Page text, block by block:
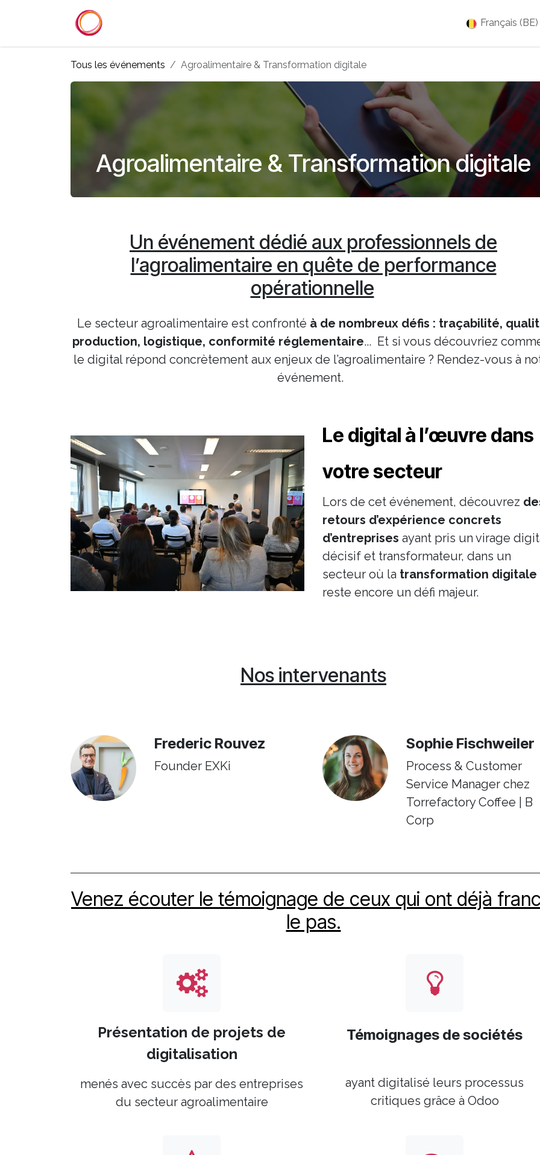
Français (BE)
Tous les événements Agroalimentaire & Transformation digitale
Agroalimentaire & Transformation digitale
Un événement dédié aux professionnels de
l’agroalimentaire en quête de performance
opérationnelle
Le secteur agroalimentaire est confronté à de nombreux défis : traçabilité,
production, logistique, conformité réglementaire... Et si vous découvriez
le digital répond concrètement aux enjeux de l’agroalimentaire ? Rendez-vous à
événement.
Le digital à l’œuvre dans
votre secteur
Lors de cet événement, découvrez
retours d’expérience concrets
d’entreprises ayant pris un virage
décisif et transformateur, dans un
secteur où la transformation digitale
reste encore un défi majeur.
Nos intervenants
Frederic Rouvez
Founder ​EXKi
Sophie Fischweiler
Process & Customer
Service Manager chez
Torrefactory Coffee | B
Corp
Venez écouter le témoignage de ceux qui ont déjà
le pas.
Présentation de projets de
digitalisation
menés avec succès par des entreprises
du secteur agroalimentaire
Témoignages de sociétés
ayant digitalisé leurs processus
critiques grâce à Odoo